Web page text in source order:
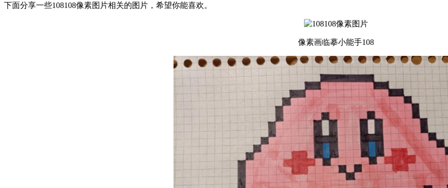
下面分享一些108108像素图片相关的图片，希望你能喜欢。
像素画临摹小能手108